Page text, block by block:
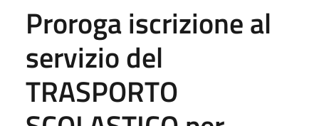
Proroga iscrizione al
servizio del
TRASPORTO